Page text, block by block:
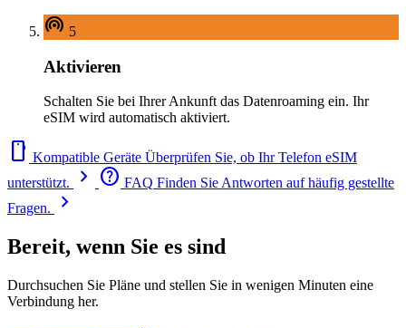
wifi_tethering 5
Aktivieren
Schalten Sie bei Ihrer Ankunft das Datenroaming ein. Ihr
eSIM wird automatisch aktiviert.
smartphone Kompatible Geräte Überprüfen Sie, ob Ihr Telefon eSIM
unterstützt.
chevron_right help FAQ Finden Sie Antworten auf häufig gestellte
Fragen.
chevron_right
Bereit, wenn Sie es sind
Durchsuchen Sie Pläne und stellen Sie in wenigen Minuten eine
Verbindung her.